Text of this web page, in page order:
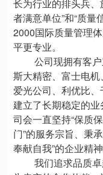
长为行业的排头兵
者满意单位”和“质量
2000国际质量管理
平更专业。
公司现拥有客户
斯大精密、富士电机
爱光公司、利优比
建立了长期稳定的
司会一直坚持“保质
门”的服务宗旨、秉
奉献自我”的企业精
我们追求品质卓